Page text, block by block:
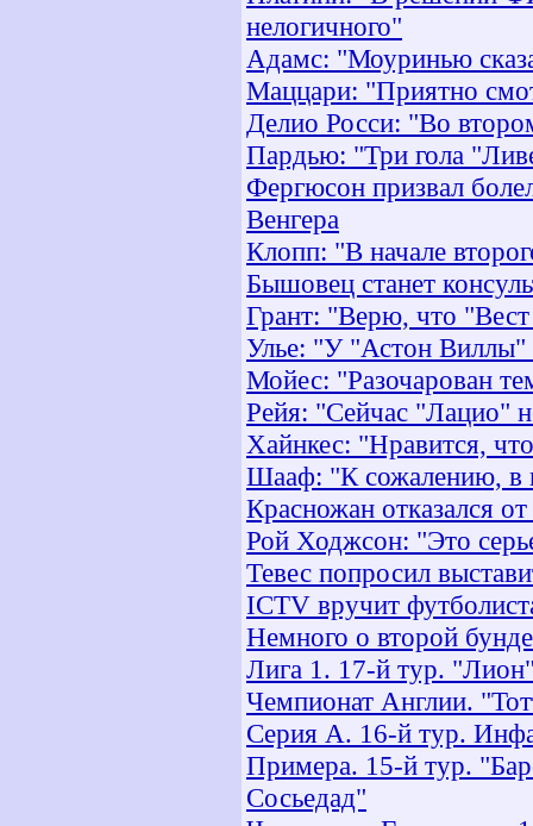
нелогичного"
Адамс: "Моуринью
Маццари: "Приятно
Делио Росси: "Во
Пардью: "Три гола
Фергюсон призвал
Венгера
Клопп: "В начале
Бышовец станет
Грант: "Верю, что
Улье: "У "Астон Виллы"
Мойес: "Разочарован
Рейя: "Сейчас "Лацио"
Хайнкес: "Нравится,
Шааф: "К сожалению, в
Красножан отказался
Рой Ходжсон: "Это
Тевес попросил
ICTV вручит
Немного о второй
Лига 1. 17-й тур.
Чемпионат Англии.
Серия А. 16-й тур.
Примера. 15-й тур.
Сосьедад"